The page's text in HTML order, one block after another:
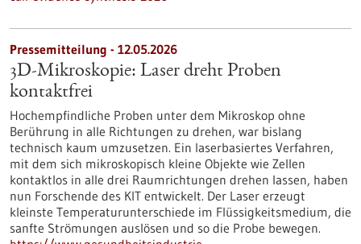
Pressemitteilung - 12.05.2026
3D-Mikroskopie: Laser dreht Proben
kontaktfrei
Hochempfindliche Proben unter dem Mikroskop ohne
Berührung in alle Richtungen zu drehen, war bislang
technisch kaum umzusetzen. Ein laserbasiertes Verfahren,
mit dem sich mikroskopisch kleine Objekte wie Zellen
kontaktlos in alle drei Raumrichtungen drehen lassen, haben
nun Forschende des KIT entwickelt. Der Laser erzeugt
kleinste Temperaturunterschiede im Flüssigkeitsmedium, die
sanfte Strömungen auslösen und so die Probe bewegen.